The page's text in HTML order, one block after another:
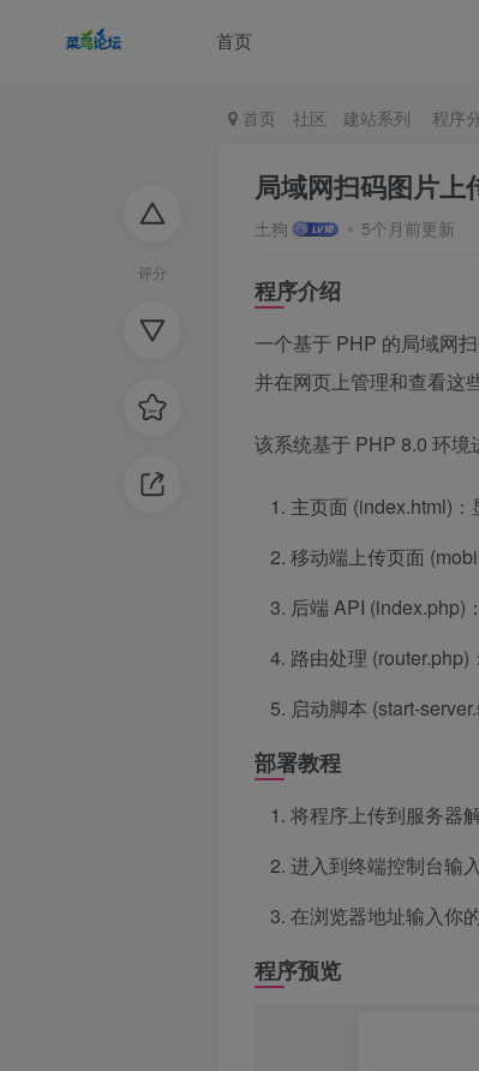
首页
评分
首页 社区 建站系列 程序
局域网扫码图片上
土狗 5个月前更新
程序介绍
一个基于 PHP 的局域网
并在网页上管理和查看这
该系统基于 PHP 8.0 环
主页面 (index.html)：
移动端上传页面
后端 API (index.php)
路由处理
启动脚本 (start-
部署教程
将程序上传到服务器
进入到终端控制台输入
在浏览器地址输入你
程序预览